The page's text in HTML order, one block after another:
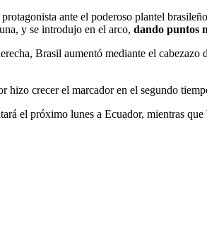
ante el poderoso plantel
y se introdujo en el arco, dando puntos
Brasil aumentó mediante el cabezazo
hizo crecer el marcador en el segundo
el próximo lunes a Ecuador, mientras que